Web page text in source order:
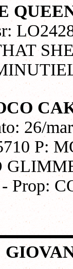
26/
P: